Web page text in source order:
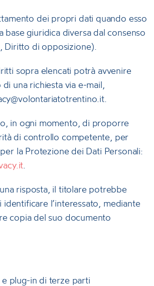
dei propri dati quando esso
base giuridica diversa dal consenso
Diritto di opposizione).
sopra elencati potrà avvenire
una richiesta via e-mail,
in ogni momento, di proporre
di controllo competente, per
per la Protezione dei Dati Personali:
risposta, il titolare potrebbe
l’interessato, mediante
copia del suo documento
e plug-in di terze parti